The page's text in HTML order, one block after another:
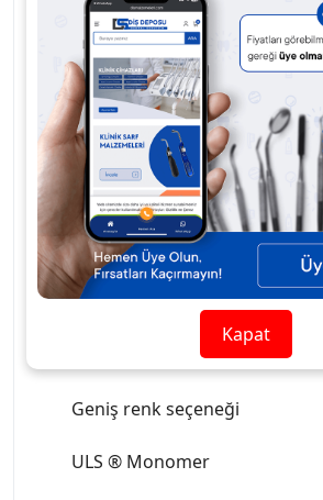
Kullanılan el aletlerine
Düşük polimerizasyon
stresi
Yüksek radyopaklık
Mükemmel aşınma direnci ve
özellikler
Tek katman ve çok katman
Üstün estetik görünümü ve
Geniş renk seçeneği
ULS ® Monomer
Kapat